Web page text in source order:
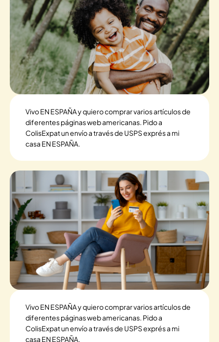
Vivo EN ESPAÑA y quiero comprar varios artículos de
diferentes páginas web americanas. Pido a
ColisExpat un envío a través de USPS exprés a mi
casa EN ESPAÑA.
Vivo EN ESPAÑA y quiero comprar varios artículos de
diferentes páginas web americanas. Pido a
ColisExpat un envío a través de USPS exprés a mi
casa EN ESPAÑA.